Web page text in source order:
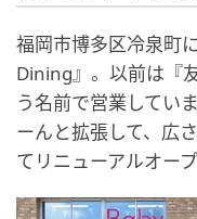
福岡市博多区冷泉町
Dining』。以前は『
う名前で営業してい
ーんと拡張して、広
てリニューアルオー